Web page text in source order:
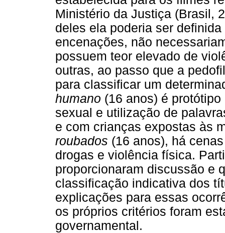
Ministério da Justiça (Brasil,
deles ela poderia ser
encenações, não
possuem teor elevado de
outras, ao passo que a
para classificar um
humano (16 anos) é
sexual e utilização de
e com crianças expostas às
roubados (16 anos), há
drogas e violência física.
proporcionaram discussão e
classificação indicativa dos
explicações para essas
os próprios critérios foram
governamental.